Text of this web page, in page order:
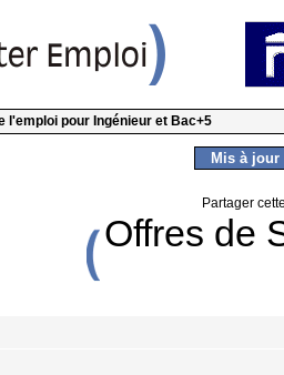
l'emploi pour Ingénieur et Bac+5
Mis à jour
Partager
Offres de